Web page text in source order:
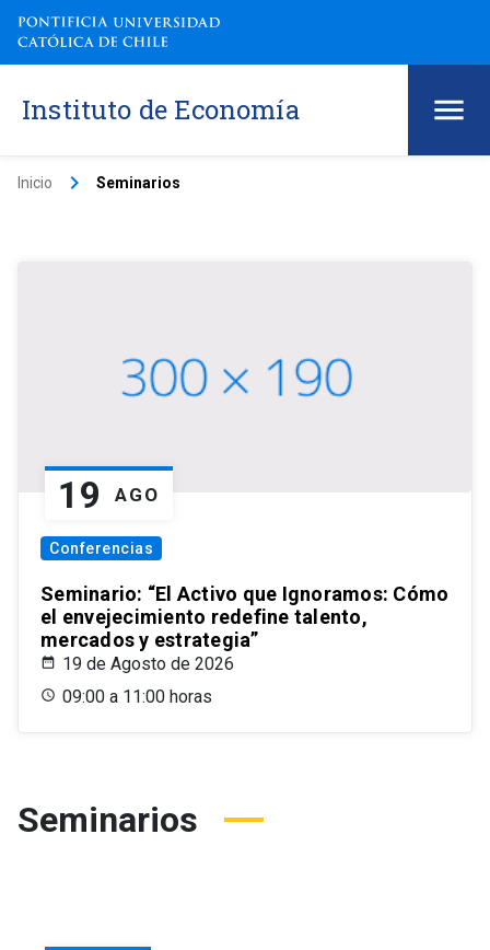
Instituto de Economía
Inicio keyboard_arrow_right Seminarios
19 AGO
Conferencias
Seminario: “El Activo que Ignoramos: Cómo
el envejecimiento redefine talento,
mercados y estrategia”
19 de Agosto de 2026
09:00 a 11:00 horas
Seminarios